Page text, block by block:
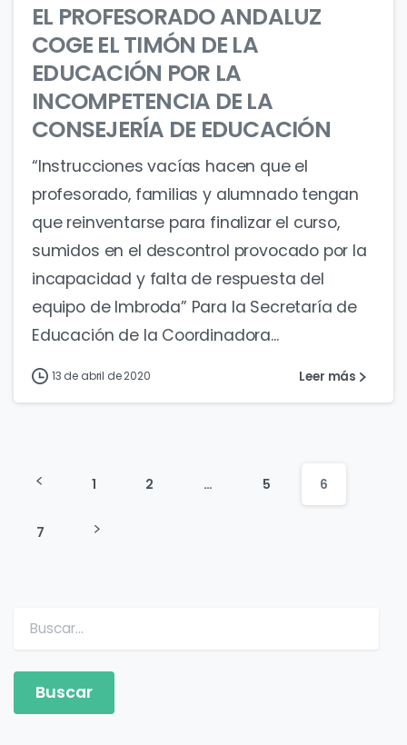
EL PROFESORADO ANDALUZ
COGE EL TIMÓN DE LA
EDUCACIÓN POR LA
INCOMPETENCIA DE LA
CONSEJERÍA DE EDUCACIÓN
“Instrucciones vacías hacen que el
profesorado, familias y alumnado tengan
que reinventarse para finalizar el curso,
sumidos en el descontrol provocado por la
incapacidad y falta de respuesta del
equipo de Imbroda” Para la Secretaría de
Educación de la Coordinadora...
13 de abril de 2020 Leer más
1 2 … 5 6
7
Buscar: